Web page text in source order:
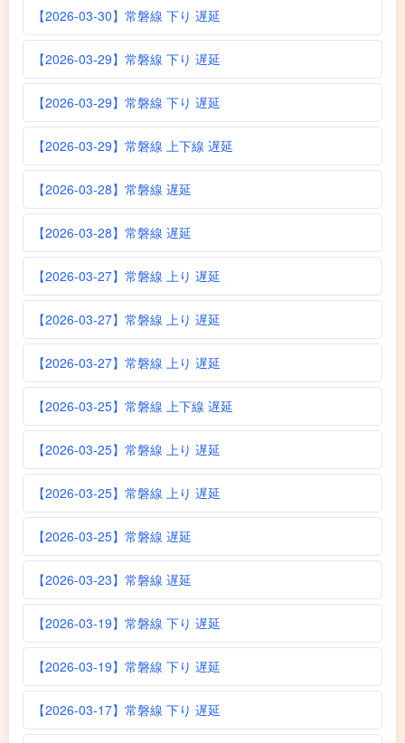
【2026-03-30】常磐線 下り 遅延
【2026-03-29】常磐線 下り 遅延
【2026-03-29】常磐線 下り 遅延
【2026-03-29】常磐線 上下線 遅延
【2026-03-28】常磐線 遅延
【2026-03-28】常磐線 遅延
【2026-03-27】常磐線 上り 遅延
【2026-03-27】常磐線 上り 遅延
【2026-03-27】常磐線 上り 遅延
【2026-03-25】常磐線 上下線 遅延
【2026-03-25】常磐線 上り 遅延
【2026-03-25】常磐線 上り 遅延
【2026-03-25】常磐線 遅延
【2026-03-23】常磐線 遅延
【2026-03-19】常磐線 下り 遅延
【2026-03-19】常磐線 下り 遅延
【2026-03-17】常磐線 下り 遅延